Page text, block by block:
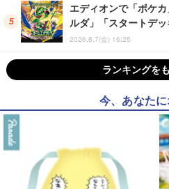
エディオンで「ポケ
ルダ」「スタートデ
2026.8.7(金) 16:25
ランキングを
今、あなた